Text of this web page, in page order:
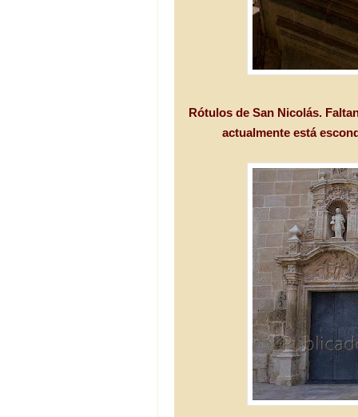
Rótulos de San Nicolás.
actualmente está